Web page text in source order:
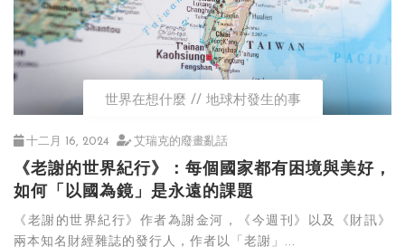
影片專區
世界在想什麼 地球村發生的事
十二月 16, 2024 艾瑞克的廢畫亂話
《老謝的世界紀行》：每個國家都有困境與美好，
如何「以國為鏡」是永遠的課題
《老謝的世界紀行》作者為謝金河，《今週刊》以及《財訊》
兩本知名財經雜誌的發行人，作者以「老謝」...